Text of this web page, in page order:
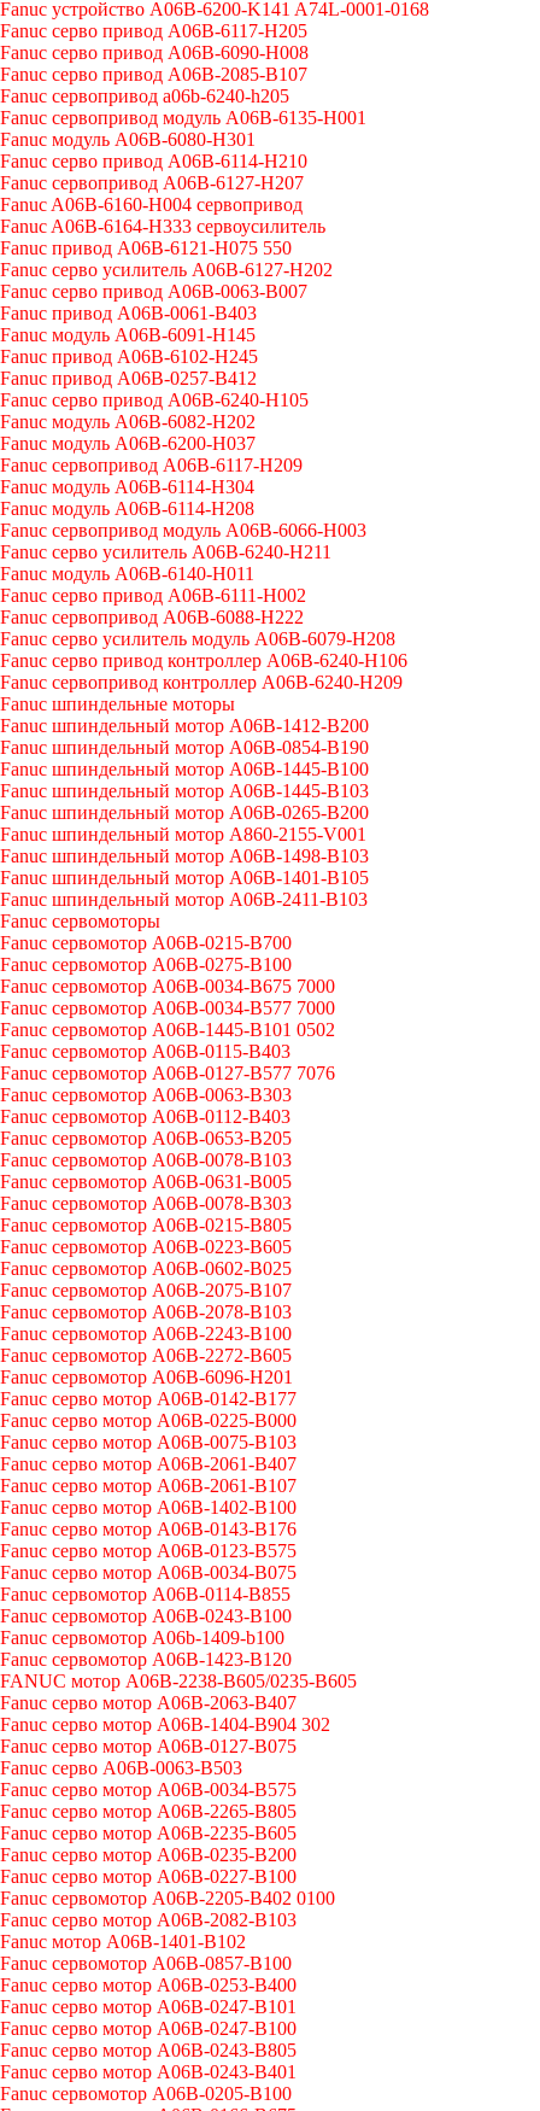
Fanuc устройство A06B-6200-K141 A74L-0001-0168
Fanuc серво привод A06B-6117-H205
Fanuc серво привод A06B-6090-H008
Fanuc серво привод A06B-2085-B107
Fanuc сервопривод a06b-6240-h205
Fanuc сервопривод модуль A06B-6135-H001
Fanuc модуль A06B-6080-H301
Fanuc серво привод A06B-6114-H210
Fanuc сервопривод A06B-6127-H207
Fanuc A06B-6160-H004 сервопривод
Fanuc A06B-6164-H333 сервоусилитель
Fanuc привод A06B-6121-H075 550
Fanuc серво усилитель A06B-6127-H202
Fanuc серво привод A06B-0063-B007
Fanuc привод A06B-0061-B403
Fanuc модуль A06B-6091-H145
Fanuc привод A06B-6102-H245
Fanuc привод A06B-0257-B412
Fanuc серво привод A06B-6240-H105
Fanuc модуль A06B-6082-H202
Fanuc модуль A06B-6200-H037
Fanuc сервопривод A06B-6117-H209
Fanuc модуль A06B-6114-H304
Fanuc модуль A06B-6114-H208
Fanuc сервопривод модуль A06B-6066-H003
Fanuc серво усилитель A06B-6240-H211
Fanuc модуль A06B-6140-H011
Fanuc серво привод A06B-6111-H002
Fanuc сервопривод A06B-6088-H222
Fanuc серво усилитель модуль A06B-6079-H208
Fanuc серво привод контроллер A06B-6240-H106
Fanuc сервопривод контроллер A06B-6240-H209
Fanuc шпиндельные моторы
Fanuc шпиндельный мотор A06B-1412-B200
Fanuc шпиндельный мотор A06B-0854-B190
Fanuc шпиндельный мотор A06B-1445-B100
Fanuc шпиндельный мотор A06B-1445-B103
Fanuc шпиндельный мотор A06B-0265-B200
Fanuc шпиндельный мотор A860-2155-V001
Fanuc шпиндельный мотор A06B-1498-B103
Fanuc шпиндельный мотор A06B-1401-B105
Fanuc шпиндельный мотор A06B-2411-B103
Fanuc сервомоторы
Fanuc сервомотор A06B-0215-B700
Fanuc сервомотор A06B-0275-B100
Fanuc сервомотор A06B-0034-B675 7000
Fanuc сервомотор A06B-0034-B577 7000
Fanuc сервомотор A06B-1445-B101 0502
Fanuc сервомотор A06B-0115-B403
Fanuc сервомотор A06B-0127-B577 7076
Fanuc сервомотор A06B-0063-B303
Fanuc сервомотор A06B-0112-B403
Fanuc сервомотор A06B-0653-B205
Fanuc сервомотор A06B-0078-B103
Fanuc сервомотор A06B-0631-B005
Fanuc сервомотор A06B-0078-B303
Fanuc сервомотор A06B-0215-B805
Fanuc сервомотор A06B-0223-B605
Fanuc сервомотор A06B-0602-B025
Fanuc сервомотор A06B-2075-B107
Fanuc сервомотор A06B-2078-B103
Fanuc сервомотор A06B-2243-B100
Fanuc сервомотор A06B-2272-B605
Fanuc сервомотор A06B-6096-H201
Fanuc серво мотор A06B-0142-B177
Fanuc серво мотор A06B-0225-B000
Fanuc серво мотор A06B-0075-B103
Fanuc серво мотор A06B-2061-B407
Fanuc серво мотор A06B-2061-B107
Fanuc серво мотор A06B-1402-B100
Fanuc серво мотор A06B-0143-B176
Fanuc серво мотор A06B-0123-B575
Fanuc серво мотор A06B-0034-B075
Fanuc сервомотор A06B-0114-B855
Fanuc сервомотор A06B-0243-B100
Fanuc сервомотор A06b-1409-b100
Fanuc сервомотор A06B-1423-B120
FANUC мотор A06B-2238-B605/0235-B605
Fanuc серво мотор A06B-2063-B407
Fanuc серво мотор A06B-1404-B904 302
Fanuc серво мотор A06B-0127-B075
Fanuc серво A06B-0063-B503
Fanuc серво мотор A06B-0034-B575
Fanuc серво мотор A06B-2265-B805
Fanuc серво мотор A06B-2235-B605
Fanuc серво мотор A06B-0235-B200
Fanuc серво мотор A06B-0227-B100
Fanuc сервомотор A06B-2205-B402 0100
Fanuc серво мотор A06B-2082-B103
Fanuc мотор A06B-1401-B102
Fanuc сервомотор A06B-0857-B100
Fanuc серво мотор A06B-0253-B400
Fanuc серво мотор A06B-0247-B101
Fanuc серво мотор A06B-0247-B100
Fanuc серво мотор A06B-0243-B805
Fanuc серво мотор A06B-0243-B401
Fanuc сервомотор A06B-0205-B100